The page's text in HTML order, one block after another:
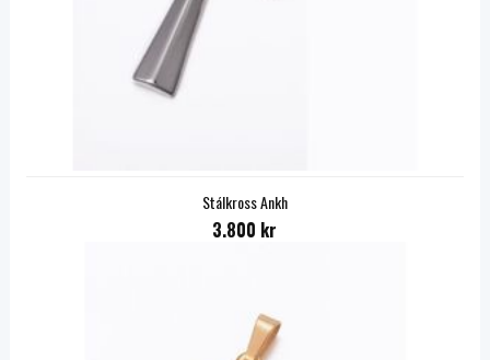
Stálkross Ankh
3.800 kr